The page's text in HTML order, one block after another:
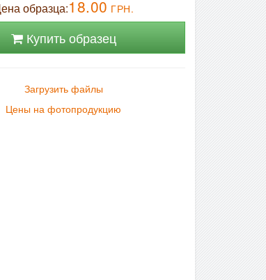
образца:18.00 ГРН.
Купить образец
Загрузить файлы
Цены на фотопродукцию